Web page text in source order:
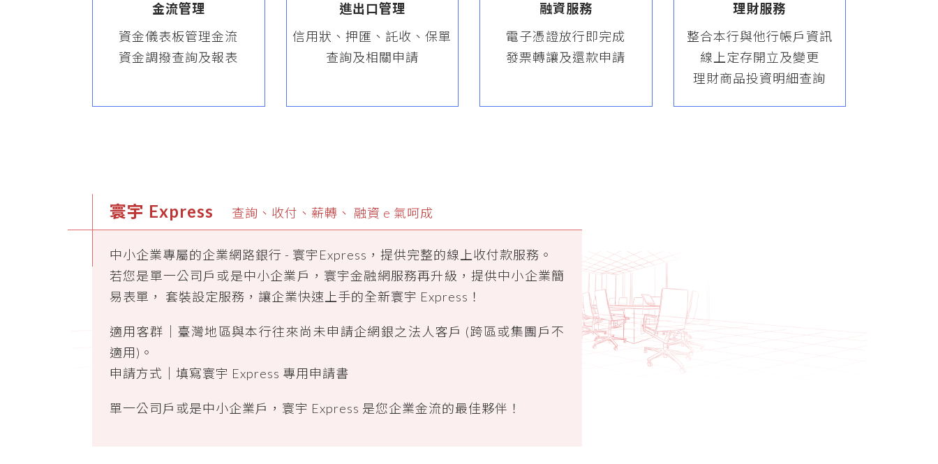
金流管理
資金儀表板管理金流
資金調撥查詢及報表
進出口管理
信用狀、押匯、託收、保單
查詢及相關申請
融資服務
電子憑證放行即完成
發票轉讓及還款申請
理財服務
整合本行與他行帳戶資訊
線上定存開立及變更
理財商品投資明細查詢
寰宇 Express 查詢、收付、薪轉、 融資 e 氣呵成
中小企業專屬的企業網路銀行 - 寰宇Express，提供完整的線上收付款服務。
若您是單一公司戶或是中小企業戶，寰宇金融網服務再升級，提供中小企業簡
易表單， 套裝設定服務，讓企業快速上手的全新寰宇 Express！
適用客群
臺灣地區與本行往來尚未申請企網銀之法人客戶 (跨區或集團戶不
適用)。
申請方式
填寫寰宇 Express 專用申請書
單一公司戶或是中小企業戶，寰宇 Express 是您企業金流的最佳夥伴！